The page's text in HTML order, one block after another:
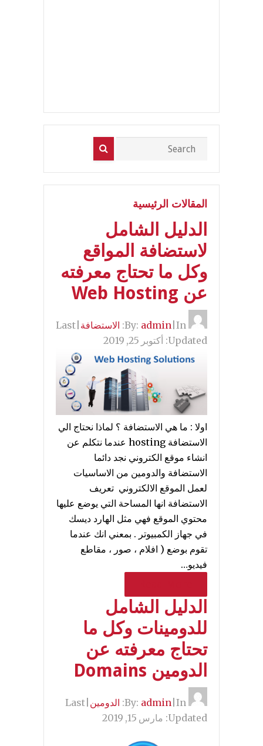
المقالات الرئيسية
الدليل الشامل
لاستضافة المواقع
وكل ما تحتاج معرفته
عن Web Hosting
admin In: الاستضافة Last
Updated: أكتوبر 25, 2019
اولا : ما هي الاستضافة ؟ لماذا نحتاج الي
الاستضافة hosting عندما نتكلم عن
انشاء موقع الكتروني نجد دائما
الاستضافة والدومين من الاساسيات
لعمل الموقع الالكتروني تعريف
الاستضافة انها المساحة التي يوضع عليها
محتوي الموقع فهي مثل الهارد ديسك
في جهاز الكمبيوتر . بمعني انك عندما
تقوم بوضع ( افلام ، صور ، مقاطع
فيديو…
الدليل الشامل
للدومينات وكل ما
تحتاج معرفته عن
الدومين Domains
admin In: الدومين Last
Updated: مارس 15, 2019